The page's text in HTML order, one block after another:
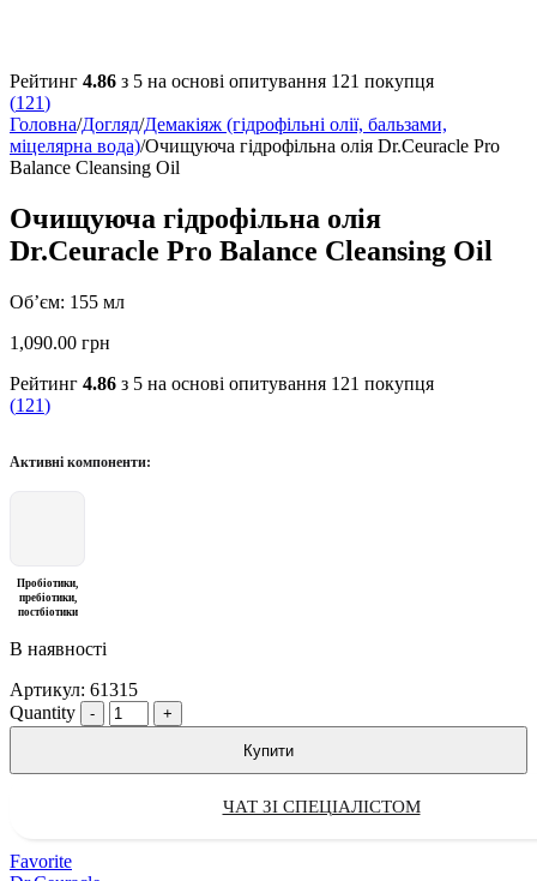
Рейтинг 4.86 з 5 на основі опитування 121 покупця
(121)
Головна/Догляд/Демакіяж (гідрофільні олії, бальзами,
міцелярна вода)/Очищуюча гідрофільна олія Dr.Ceuracle Pro
Balance Cleansing Oil
Очищуюча гідрофільна олія
Dr.Ceuracle Pro Balance Cleansing Oil
Об’єм: 155 мл
1,090.00 грн
Рейтинг 4.86 з 5 на основі опитування 121 покупця
(121)
Активні компоненти:
Пробіотики,
пребіотики,
постбіотики
В наявності
Артикул: 61315
Quantity
Купити
ЧАТ ЗІ СПЕЦІАЛІСТОМ
Favorite